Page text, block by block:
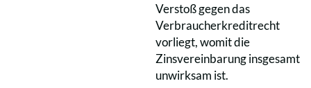
Verstoß gegen das
Verbraucherkreditrecht
vorliegt, womit die
Zinsvereinbarung insgesamt
unwirksam ist.